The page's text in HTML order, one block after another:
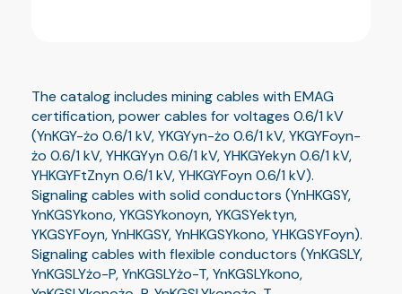
The catalog includes mining cables with EMAG
certification, power cables for voltages 0.6/1 kV
(YnKGY-żo 0.6/1 kV, YKGYyn-żo 0.6/1 kV, YKGYFoyn-
żo 0.6/1 kV, YHKGYyn 0.6/1 kV, YHKGYekyn 0.6/1 kV,
YHKGYFtZnyn 0.6/1 kV, YHKGYFoyn 0.6/1 kV).
Signaling cables with solid conductors (YnHKGSY,
YnKGSYkono, YKGSYkonoyn, YKGSYektyn,
YKGSYFoyn, YnHKGSY, YnHKGSYkono, YHKGSYFoyn).
Signaling cables with flexible conductors (YnKGSLY,
YnKGSLYżo-P, YnKGSLYżo-T, YnKGSLYkono,